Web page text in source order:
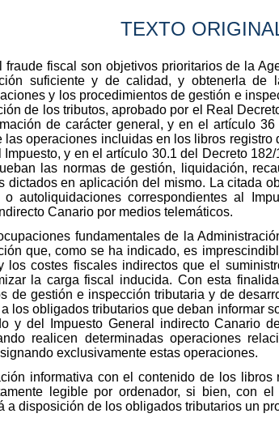
TEXTO
fiscal son objetivos prioritarios de la
suficiente y de calidad, y obtenerla de
y los procedimientos de gestión e
de los tributos, aprobado por el Real
de carácter general, y en el artículo
operaciones incluidas en los libros registro
y en el artículo 30.1 del Decreto
las normas de gestión, liquidación,
dictados en aplicación del mismo. La citada
autoliquidaciones correspondientes al
Canario por medios telemáticos.
fundamentales de la
que, como se ha indicado, es
los costes fiscales indirectos que el
la carga fiscal inducida. Con esta
de gestión e inspección tributaria y de
los obligados tributarios que deban informar
y del Impuesto General indirecto Canario
realicen determinadas operaciones
exclusivamente estas operaciones.
informativa con el contenido de los
legible por ordenador, si bien, con
a disposición de los obligados tributarios un